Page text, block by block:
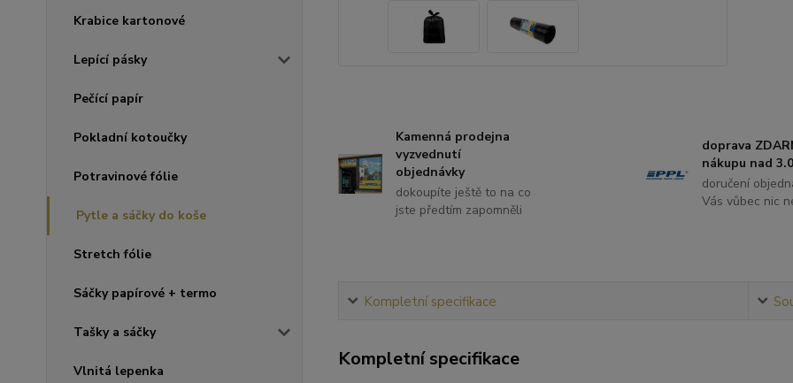
Krabice kartonové
Lepící pásky
Pečící papír
Pokladní kotoučky
Potravinové fólie
Pytle a sáčky do koše
Stretch fólie
Sáčky papírové + termo
Tašky a sáčky
Vlnitá lepenka
Kamenná prodejna
vyzvednutí
objednávky
dokoupíte ještě to na co
jste předtím zapomněli
doprava
nákupu nad
doručení
Vás vůbec nic
Kompletní specifikace
Kompletní specifikace